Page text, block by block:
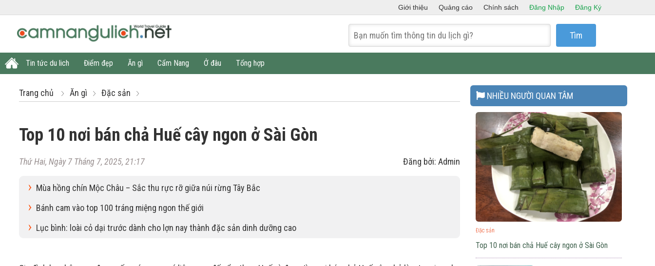
Giới thiệu Quảng cáo Chính sách Đăng Nhập Đăng Ký
Tìm
Tin tức du lich Điểm đẹp Ăn gì Cẩm Nang Ở đâu Tổng hợp
Trang chủ Ăn gì Đặc sản
Top 10 nơi bán chả Huế cây ngon ở Sài Gòn
Thứ Hai, Ngày 7 Tháng 7, 2025, 21:17 Đăng bởi: Admin
Mùa hồng chín Mộc Châu – Sắc thu rực rỡ giữa núi rừng Tây Bắc
Bánh cam vào top 100 tráng miệng ngon thế giới
Lục bình: loài cỏ dại trước dành cho lợn nay thành đặc sản dinh dưỡng cao
NHIỀU NGƯỜI QUAN TÂM
Đặc sản
Top 10 nơi bán chả Huế cây ngon ở Sài Gòn